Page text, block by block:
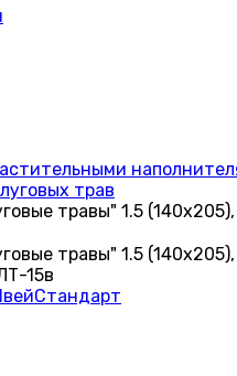
трав
травы" 1.5
травы" 1.5
15в